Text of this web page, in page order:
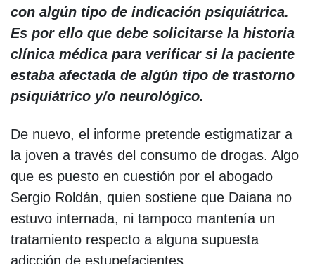
con algún tipo de indicación psiquiátrica.
Es por ello que debe solicitarse la historia
clínica médica para verificar si la paciente
estaba afectada de algún tipo de trastorno
psiquiátrico y/o neurológico.
De nuevo, el informe pretende estigmatizar a
la joven a través del consumo de drogas. Algo
que es puesto en cuestión por el abogado
Sergio Roldán, quien sostiene que Daiana no
estuvo internada, ni tampoco mantenía un
tratamiento respecto a alguna supuesta
adicción de estupefacientes.